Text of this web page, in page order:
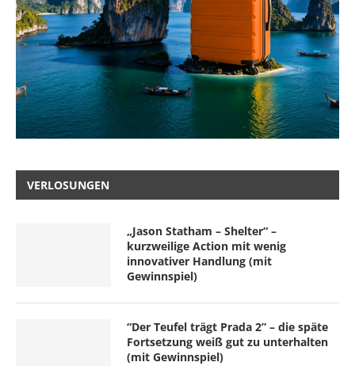
VERLOSUNGEN
„Jason Statham – Shelter“ –
kurzweilige Action mit wenig
innovativer Handlung (mit
Gewinnspiel)
“Der Teufel trägt Prada 2” – die späte
Fortsetzung weiß gut zu unterhalten
(mit Gewinnspiel)